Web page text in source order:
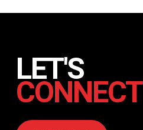
LET'S
CONNECT